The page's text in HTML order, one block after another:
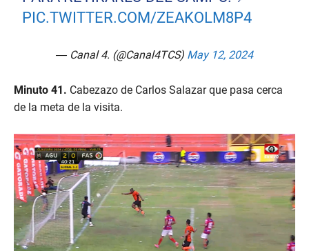
PIC.TWITTER.COM/ZEAKOLM8P4
— Canal 4. (@Canal4TCS) May 12, 2024
Minuto 41. Cabezazo de Carlos Salazar que pasa cerca
de la meta de la visita.